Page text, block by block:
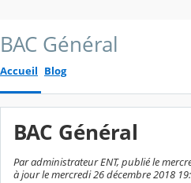
BAC Général
Accueil Blog
BAC Général
Par administrateur ENT, publié le
à jour le mercredi 26 décembre 2018